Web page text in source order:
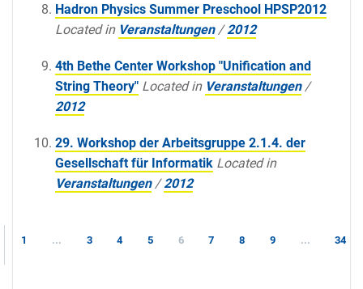
Hadron Physics Summer Preschool HPSP2012
Located in Veranstaltungen /2012
4th Bethe Center Workshop "Unification and
String Theory" Located in Veranstaltungen /
2012
29. Workshop der Arbeitsgruppe 2.1.4. der
Gesellschaft für Informatik Located in
Veranstaltungen /2012
1 ... 3 4 5 6 7 8 9 ... 34